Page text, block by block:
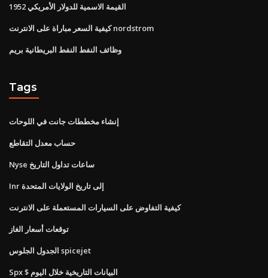
1952 القيمة الاسمية للدولار الأمريكي
كيفية السعر مباراة على الانترنت nordstrom
وظائف النفط النفط البريطانية بريم
Tags
إنشاء مخططات جانت في اللوحات
حساب معدل التقاطع
Nyse ساعات تداول التاريخ
Inr إلى تاريخ الولايات المتحدة
كيفية التفاوض على السيارات المستعملة على الانترنت
توقعات أسعار الغاز
الجدول الجلوس spicejet
Spx $ البيانات التاريخية خلال اليوم